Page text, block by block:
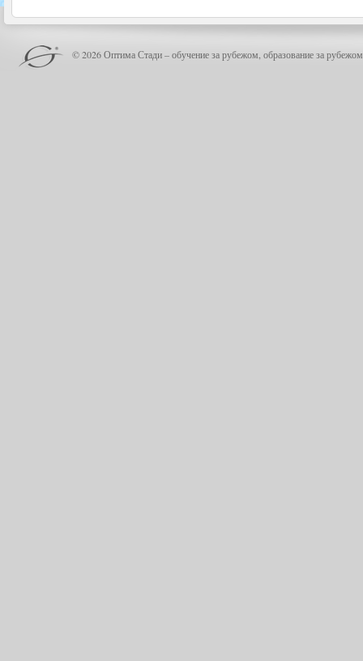
© 2026 Оптима Стади – обучение за рубежом, образование за